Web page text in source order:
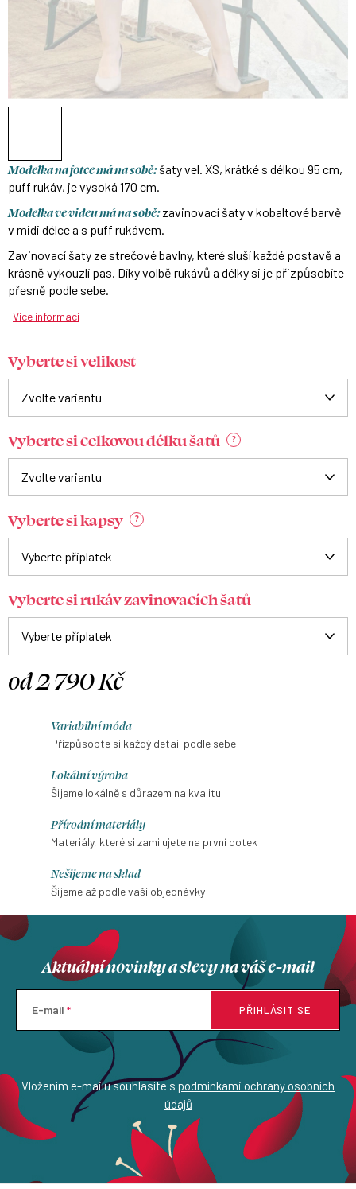
Modelka na fotce má na sobě:šaty vel. XS, krátké s délkou 95 cm,
puff rukáv, je vysoká 170 cm.
Modelka ve videu má na sobě:zavinovací šaty v kobaltové barvě
v midi délce a s puff rukávem.
Zavinovací šaty ze strečové bavlny, které sluší každé postavě a
krásně vykouzlí pas. Díky volbě rukávů a délky si je přizpůsobíte
přesně podle sebe.
Více informací
Vyberte si velikost
Vyberte si celkovou délku šatů ?
Vyberte si kapsy ?
Vyberte si rukáv zavinovacích šatů
od2 790 Kč
Variabilní móda
Přizpůsobte si každý detail podle sebe
Lokální výroba
Šijeme lokálně s důrazem na kvalitu
Přírodní materiály
Materiály, které si zamilujete na první dotek
Nešijeme na sklad
Šijeme až podle vaší objednávky
Aktuální novinky a slevy na váš e-mail
E-mail
Vložením e-mailu souhlasíte s podmínkami ochrany osobních
údajů
PŘIHLÁSIT SE